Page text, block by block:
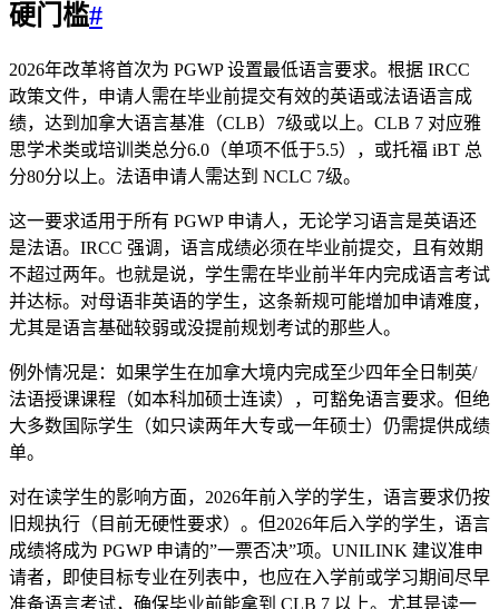
硬门槛#
2026年改革将首次为 PGWP 设置最低语言要求。根据 IRCC
政策文件，申请人需在毕业前提交有效的英语或法语语言成
绩，达到加拿大语言基准（CLB）7级或以上。CLB 7 对应雅
思学术类或培训类总分6.0（单项不低于5.5），或托福 iBT 总
分80分以上。法语申请人需达到 NCLC 7级。
这一要求适用于所有 PGWP 申请人，无论学习语言是英语还
是法语。IRCC 强调，语言成绩必须在毕业前提交，且有效期
不超过两年。也就是说，学生需在毕业前半年内完成语言考试
并达标。对母语非英语的学生，这条新规可能增加申请难度，
尤其是语言基础较弱或没提前规划考试的那些人。
例外情况是：如果学生在加拿大境内完成至少四年全日制英/
法语授课课程（如本科加硕士连读），可豁免语言要求。但绝
大多数国际学生（如只读两年大专或一年硕士）仍需提供成绩
单。
对在读学生的影响方面，2026年前入学的学生，语言要求仍按
旧规执行（目前无硬性要求）。但2026年后入学的学生，语言
成绩将成为 PGWP 申请的”一票否决”项。UNILINK 建议准申
请者，即使目标专业在列表中，也应在入学前或学习期间尽早
准备语言考试，确保毕业前能拿到 CLB 7 以上。尤其是读一